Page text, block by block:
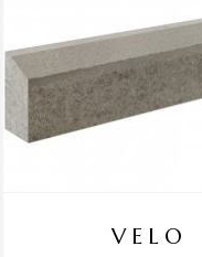
VELO